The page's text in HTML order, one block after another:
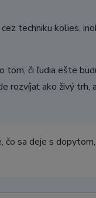
techniku kolies,
tom, či ľudia ešte
rozvíjať ako živý trh,
čo sa deje s